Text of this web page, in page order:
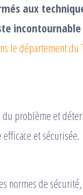
aux
le département du
problème et
et sécurisée.
normes de